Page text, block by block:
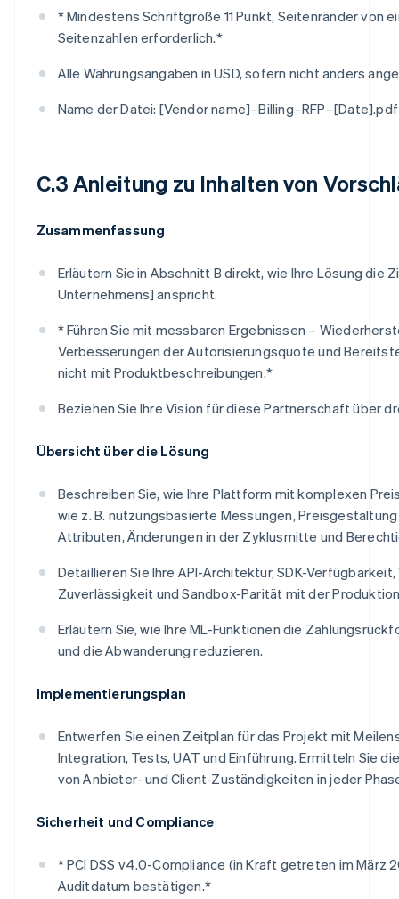
* Mindestens Schriftgröße 11 Punkt, Seitenränder von
Seitenzahlen erforderlich.*
Alle Währungsangaben in USD, sofern nicht anders
Name der Datei: [Vendor name]–Billing–RFP–[Date].pdf
C.3 Anleitung zu Inhalten von
Zusammenfassung
Erläutern Sie in Abschnitt B direkt, wie Ihre Lösung die
Unternehmens] anspricht.
* Führen Sie mit messbaren Ergebnissen –
Verbesserungen der Autorisierungsquote und
nicht mit Produktbeschreibungen.*
Beziehen Sie Ihre Vision für diese Partnerschaft über
Übersicht über die Lösung
Beschreiben Sie, wie Ihre Plattform mit komplexen
wie z. B. nutzungsbasierte Messungen,
Attributen, Änderungen in der Zyklusmitte und
Detaillieren Sie Ihre API-Architektur, SDK-
Zuverlässigkeit und Sandbox-Parität mit der
Erläutern Sie, wie Ihre ML-Funktionen die
und die Abwanderung reduzieren.
Implementierungsplan
Entwerfen Sie einen Zeitplan für das Projekt mit
Integration, Tests, UAT und Einführung. Ermitteln Sie
von Anbieter- und Client-Zuständigkeiten in jeder
Sicherheit und Compliance
* PCI DSS v4.0-Compliance (in Kraft getreten im März
Auditdatum bestätigen.*